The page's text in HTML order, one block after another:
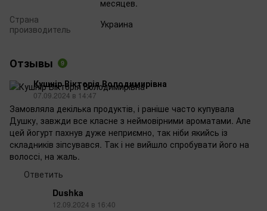
месяцев.
Страна
производитель
Украина
Отзывы 9
Кушнір Вікторія Володимирівна
07.09.2024 в 14:47
Замовляла декілька продуктів, і раніше часто купувала
Душку, завжди все класне з неймовірними ароматами. Але
цей йогурт пахнув дуже неприємно, так ніби якийсь із
складників зіпсувався. Так і не вийшло спробувати його на
волоссі, на жаль.
Ответить
Dushka
12.09.2024 в 16:40